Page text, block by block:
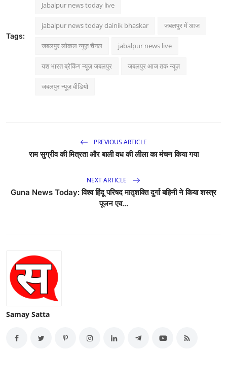
Tags:
Jabalpur news today live
jabalpur news today dainik bhaskar जबलपुर में आज
जबलपुर लोकल न्यूज़ चैनल jabalpur news live
यश भारत ब्रेकिंग न्यूज़ जबलपुर जबलपुर आज तक न्यूज़
जबलपुर न्यूज़ वीडियो
PREVIOUS ARTICLE
राम सुग्रीव की मित्रता और बाली वध की लीला का मंचन किया गया
NEXT ARTICLE
Guna News Today: विश्व हिंदू परिषद मातृशक्ति दुर्गा बहिनी ने किया शस्त्र
पूजन एव...
Samay Satta